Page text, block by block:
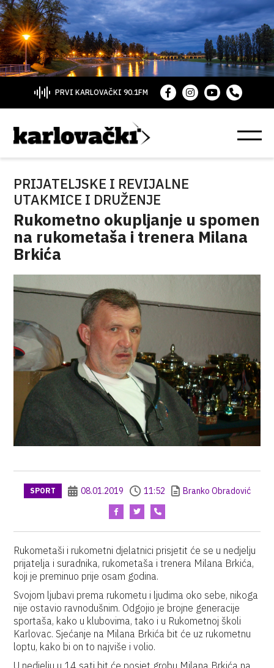
PRVI KARLOVAČKI 90.1FM
PRIJATELJSKE I REVIJALNE
UTAKMICE I DRUŽENJE
Rukometno okupljanje u spomen
na rukometaša i trenera Milana
Brkića
SPORT 08.01.2019 11:52 Branko Obradović
Rukometaši i rukometni djelatnici prisjetit će se u nedjelju
prijatelja i suradnika, rukometaša i trenera Milana Brkića,
koji je preminuo prije osam godina.
Svojom ljubavi prema rukometu i ljudima oko sebe, nikoga
nije ostavio ravnodušnim. Odgojio je brojne generacije
sportaša, kako u klubovima, tako i u Rukometnoj školi
Karlovac. Sjećanje na Milana Brkića bit će uz rukometnu
loptu, kako bi on to najviše i volio.
U nedjelju u 14 sati bit će posjet grobu Milana Brkića na